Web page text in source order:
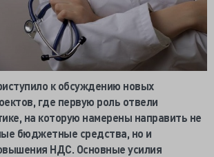
к обсуждению новых
где первую роль отвели
на которую намерены направить не
бюджетные средства, но и
НДС. Основные усилия